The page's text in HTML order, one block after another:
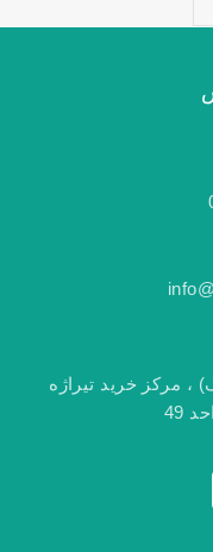
، مرکز خرید تیراژه
49